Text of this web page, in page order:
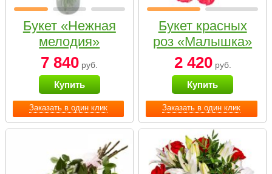
Заказать в один клик
Букет «Нежная
мелодия»
7 840 руб.
Купить
Заказать в один клик
Букет красных
роз «Малышка»
2 420руб.
Купить